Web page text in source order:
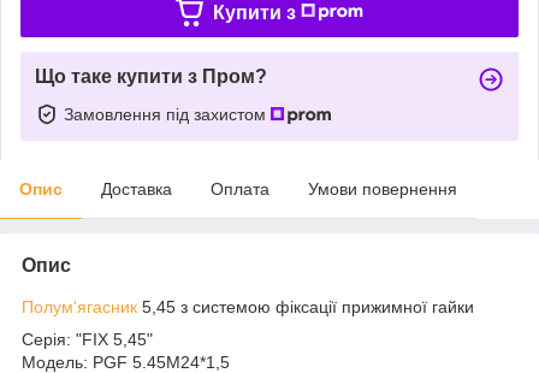
Купити з
Що таке купити з Пром?
Замовлення під захистом
Опис Доставка Оплата Умови повернення
Опис
Полум'ягасник 5,45 з системою фіксації прижимної гайки
Серія: "FIX 5,45"
Модель: PGF 5.45M24*1,5